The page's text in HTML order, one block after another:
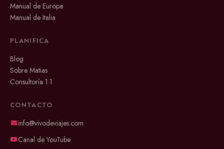
Manual de Europa
Manual de Italia
PLANIFICA
Blog
Sobre Matias
Consultoría 1·1
CONTACTO
info@vivodeviajes.com
Canal de YouTube